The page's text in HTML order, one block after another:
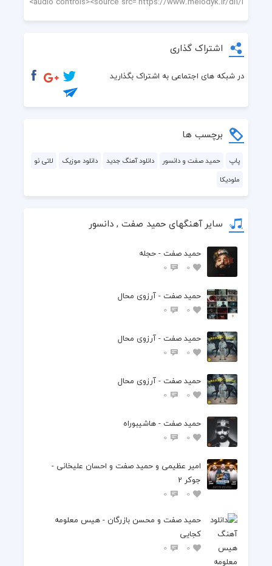
اشتراک گذاری
در شبکه های اجتماعی به اشتراک بگذارید
برچسب ها
پاپ حمید صفت و دانسور دانلود آهنگ جدید دانلود موزیک
لاتی نو
ملودیکا
سایر آهنگهای حمید صفت , دانسور
حمید صفت - حجله
0
0
حمید صفت - آرزوی محال
0
0
حمید صفت - آرزوی محال
0
0
حمید صفت - آرزوی محال
0
0
حمید صفت - هاشیبوراه
0
0
امیر عظیمی و حمید صفت و احسان علیخانی -
جوکر 2
0
0
حمید صفت و محسن بازرگان - هیس معلومه
کجایی
0
0